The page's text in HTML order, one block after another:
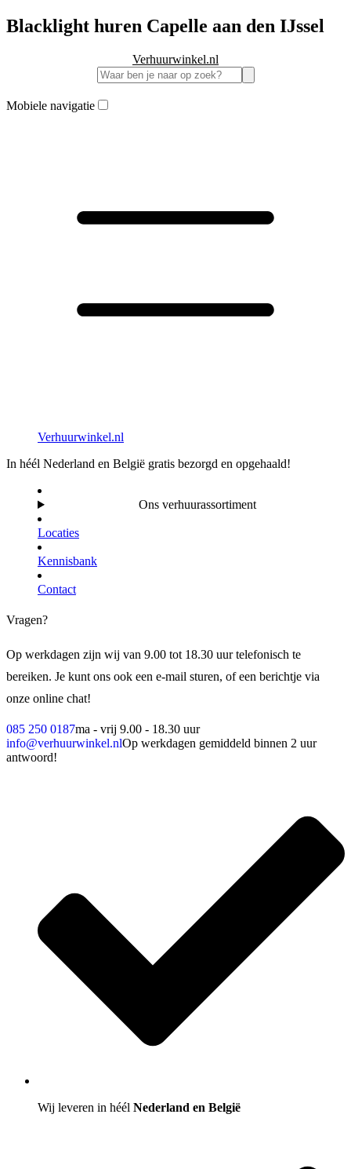
Blacklight huren Capelle aan den IJssel
Verhuurwinkel.nl
Mobiele navigatie
Verhuurwinkel.nl
In héél Nederland en België gratis bezorgd en opgehaald!
Ons verhuurassortiment
Locaties
Kennisbank
Contact
Vragen?
Op werkdagen zijn wij van 9.00 tot 18.30 uur telefonisch te
bereiken. Je kunt ons ook een e-mail sturen, of een berichtje via
onze online chat!
085 250 0187ma - vrij 9.00 - 18.30 uur
info@verhuurwinkel.nlOp werkdagen gemiddeld binnen 2 uur
antwoord!
Wij leveren in héél Nederland en België